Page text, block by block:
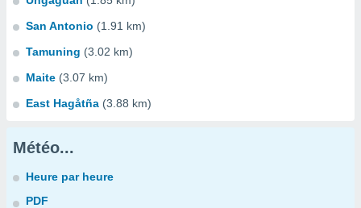
San Antonio (1.91 km)
Tamuning (3.02 km)
Maite (3.07 km)
East Hagåtña (3.88 km)
Météo...
Heure par heure
PDF